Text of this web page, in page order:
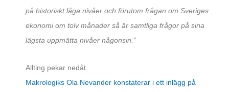
på historiskt låga nivåer och förutom frågan om Sveriges
ekonomi om tolv månader så är samtliga frågor på sina
lägsta uppmätta nivåer någonsin.”
Allting pekar nedåt
Makrologiks Ola Nevander konstaterar i ett inlägg på